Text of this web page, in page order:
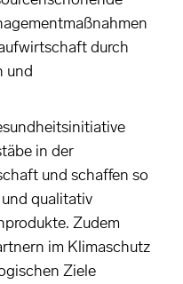
durch
und
in der
und schaffen so
qualitativ
Zudem
im Klimaschutz
Ziele